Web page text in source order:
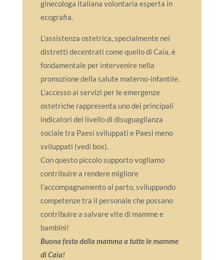
ginecologa italiana volontaria esperta in
ecografia.
L’assistenza ostetrica, specialmente nei
distretti decentrati come quello di Caia, è
fondamentale per intervenire nella
promozione della salute materno-infantile.
L’accesso ai servizi per le emergenze
ostetriche rappresenta uno dei principali
indicatori del livello di disuguaglianza
sociale tra Paesi sviluppati e Paesi meno
sviluppati (vedi box).
Con questo piccolo supporto vogliamo
contribuire a rendere migliore
l’accompagnamento al parto, sviluppando
competenze tra il personale che possano
contribuire a salvare vite di mamme e
bambini!
Buona festa della mamma a tutte le mamme
di Caia!